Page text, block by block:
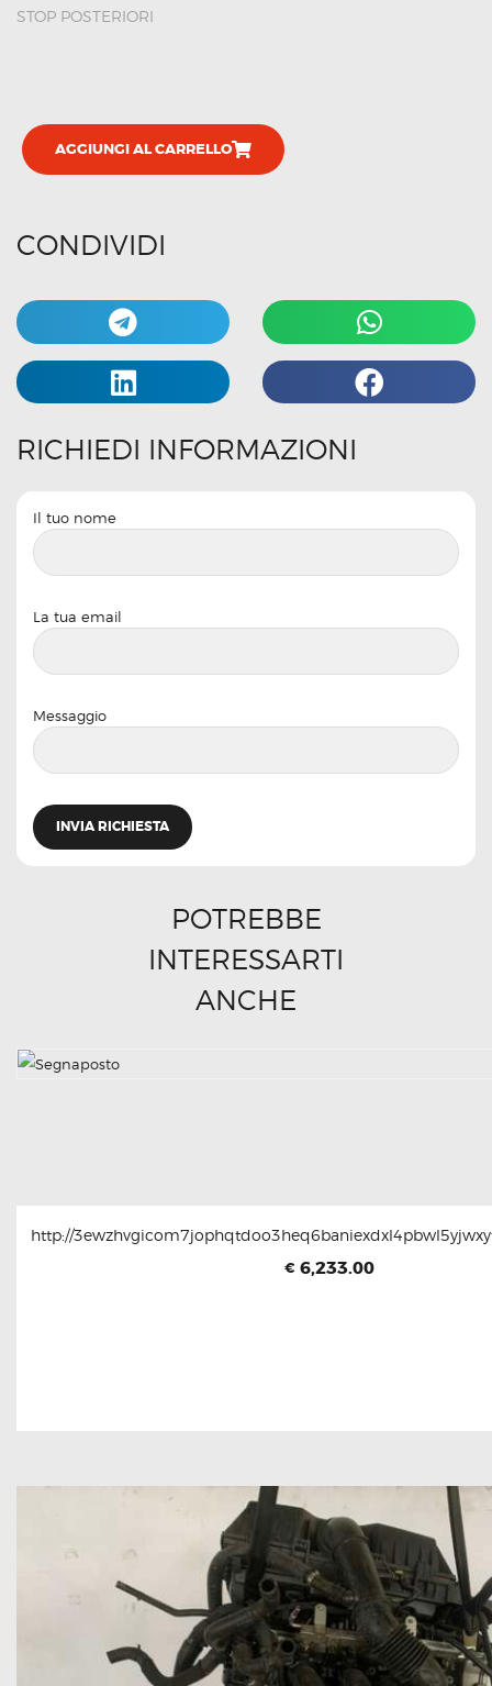
STOP POSTERIORI
AGGIUNGI AL CARRELLO
CONDIVIDI
RICHIEDI INFORMAZIONI
Il tuo nome
La tua email
Messaggio
POTREBBE
INTERESSARTI
ANCHE
http://
€ 6,233.00